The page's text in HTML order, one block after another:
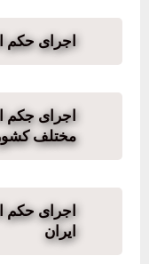
اجرای حکم اعدام ۷ زندانی در
مختلف
اجرای حکم
ایران